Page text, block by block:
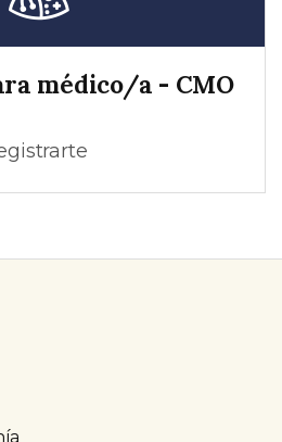
médico/a - CMO